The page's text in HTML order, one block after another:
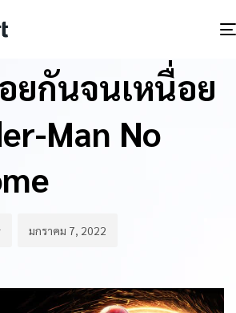
ยกันจนเหนื่อย
Man No
มกราคม 7, 2022